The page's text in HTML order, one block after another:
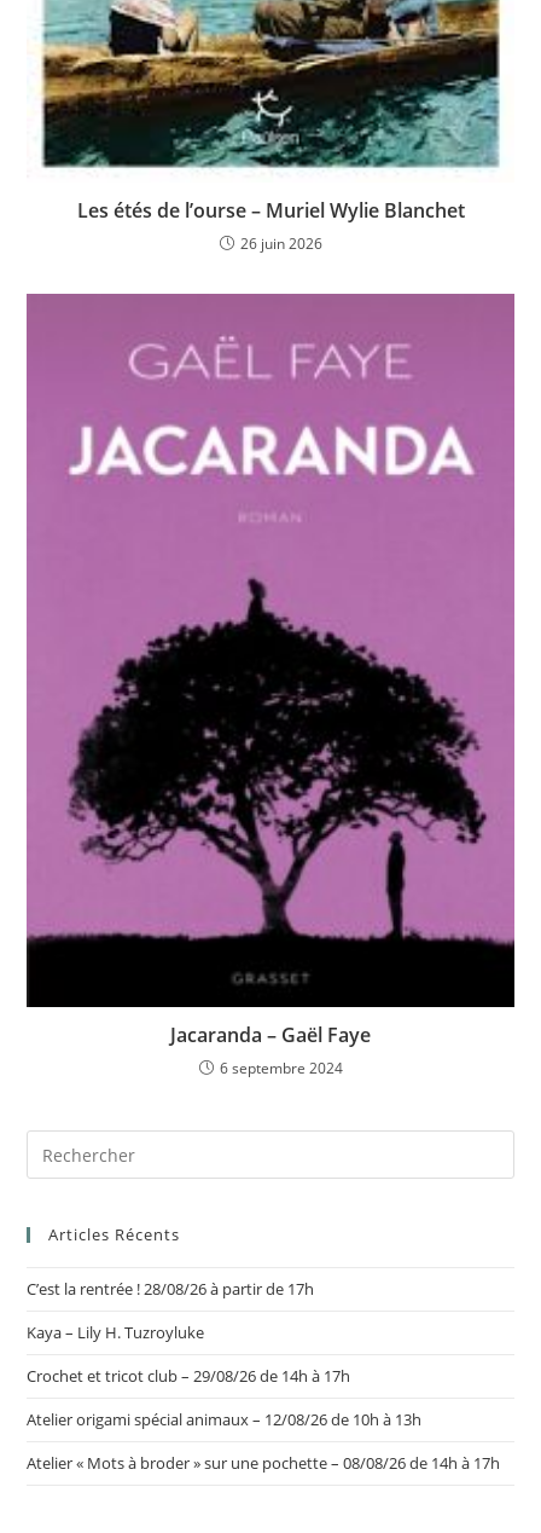
Les étés de l’ourse – Muriel Wylie Blanchet
26 juin 2026
Jacaranda – Gaël Faye
6 septembre 2024
Articles Récents
C’est la rentrée ! 28/08/26 à partir de 17h
Kaya – Lily H. Tuzroyluke
Crochet et tricot club – 29/08/26 de 14h à 17h
Atelier origami spécial animaux – 12/08/26 de 10h à 13h
Atelier « Mots à broder » sur une pochette – 08/08/26 de 14h à 17h